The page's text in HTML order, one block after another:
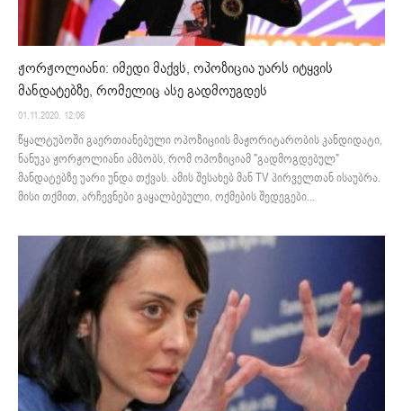
ჟორჟოლიანი: იმედი მაქვს, ოპოზიცია უარს იტყვის
მანდატებზე, რომელიც ასე გადმოუგდეს
01.11.2020. 12:06
წყალტუბოში გაერთიანებული ოპოზიციის მაჟორიტარობის კანდიდატი,
ნანუკა ჟორჟოლიანი ამბობს, რომ ოპოზიციამ "გადმოგდებულ"
მანდატებზე უარი უნდა თქვას. ამის შესახებ მან TV პირველთან ისაუბრა.
მისი თქმით, არჩევნები გაყალბებული, ოქმების შედეგები...